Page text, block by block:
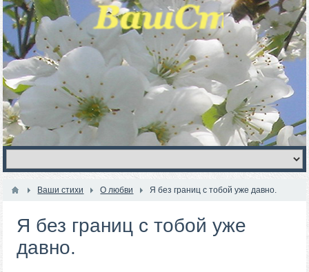
Ваши стихи О любви Я без границ с тобой уже давно.
Я без границ с тобой уже
давно.